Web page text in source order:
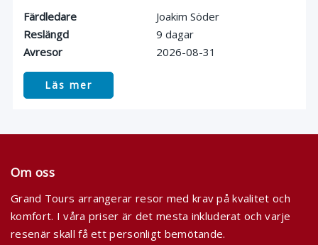
Färdledare
Joakim Söder
Reslängd
9 dagar
Avresor
2026-08-31
Läs mer
Om oss
Grand Tours arrangerar resor med krav på kvalitet och
komfort. I våra priser är det mesta inkluderat och varje
resenär skall få ett personligt bemötande.